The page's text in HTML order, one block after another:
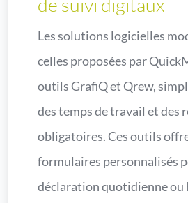
de suivi digitaux
Les solutions logicielles
celles proposées par
outils GrafiQ et Qrew,
des temps de travail et des
obligatoires. Ces outils
formulaires personnalisés
déclaration quotidienne ou